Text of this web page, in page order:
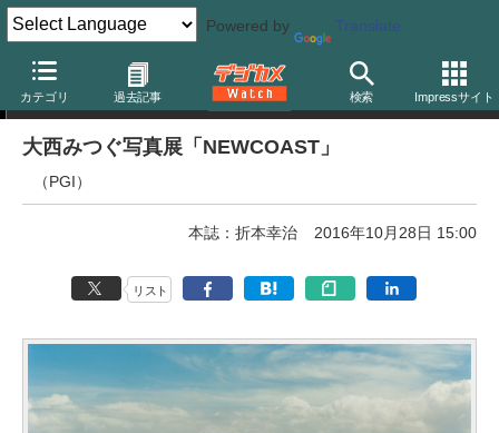
Powered by Translate
カテゴリ 過去記事 検索 Impressサイト
写真展
大西みつぐ写真展「NEWCOAST」
（PGI）
本誌：折本幸治 2016年10月28日 15:00
リスト